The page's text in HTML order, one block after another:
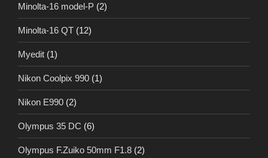
Minolta-16 model-P (2)
Minolta-16 QT (12)
Myedit (1)
Nikon Coolpix 990 (1)
Nikon E990 (2)
Olympus 35 DC (6)
Olympus F.Zuiko 50mm F1.8 (2)